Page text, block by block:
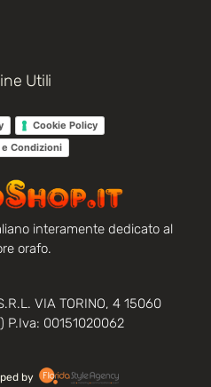
Utili
Cookie Policy
Condizioni
interamente dedicato al
orafo.
VIA TORINO, 4 15060
P.Iva: 00151020062